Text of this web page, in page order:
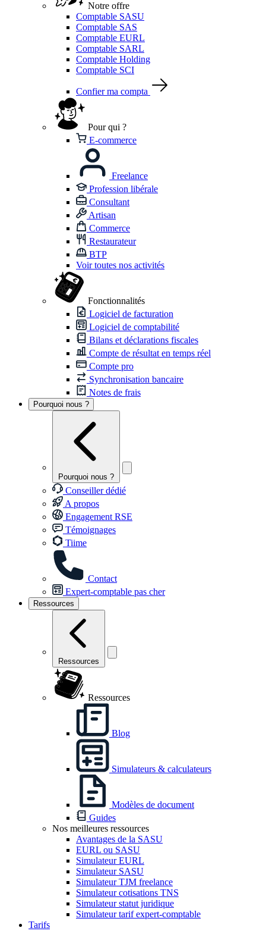
Notre offre
Comptable SASU
Comptable SAS
Comptable EURL
Comptable SARL
Comptable Holding
Comptable SCI
Confier ma compta
Pour qui ?
E-commerce
Freelance
Profession libérale
Consultant
Artisan
Commerce
Restaurateur
BTP
Voir toutes nos activités
Fonctionnalités
Logiciel de facturation
Logiciel de comptabilité
Bilans et déclarations fiscales
Compte de résultat en temps réel
Compte pro
Synchronisation bancaire
Notes de frais
Pourquoi nous ?
Pourquoi nous ?
Conseiller dédié
A propos
Engagement RSE
Témoignages
Tiime
Contact
Expert-comptable pas cher
Ressources
Ressources
Ressources
Blog
Simulateurs & calculateurs
Modèles de document
Guides
Nos meilleures ressources
Avantages de la SASU
EURL ou SASU
Simulateur EURL
Simulateur SASU
Simulateur TJM freelance
Simulateur cotisations TNS
Simulateur statut juridique
Simulateur tarif expert-comptable
Tarifs